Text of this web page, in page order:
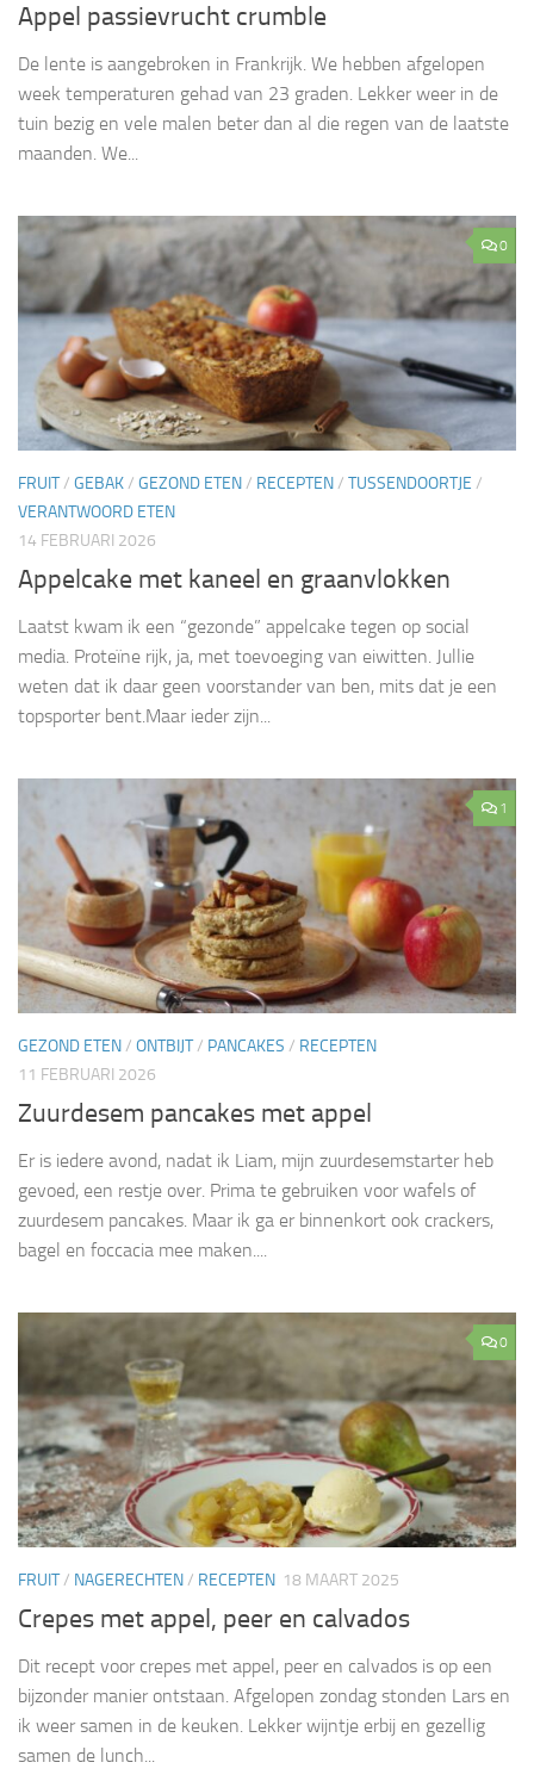
Appel passievrucht crumble
De lente is aangebroken in Frankrijk. We hebben afgelopen
week temperaturen gehad van 23 graden. Lekker weer in de
tuin bezig en vele malen beter dan al die regen van de laatste
maanden. We...
0
FRUIT/ GEBAK/ GEZOND ETEN/ RECEPTEN/ TUSSENDOORTJE /
VERANTWOORD ETEN
14 FEBRUARI 2026
Appelcake met kaneel en graanvlokken
Laatst kwam ik een “gezonde” appelcake tegen op social
media. Proteïne rijk, ja, met toevoeging van eiwitten. Jullie
weten dat ik daar geen voorstander van ben, mits dat je een
topsporter bent.Maar ieder zijn...
1
GEZOND ETEN/ ONTBIJT/ PANCAKES / RECEPTEN
11 FEBRUARI 2026
Zuurdesem pancakes met appel
Er is iedere avond, nadat ik Liam, mijn zuurdesemstarter heb
gevoed, een restje over. Prima te gebruiken voor wafels of
zuurdesem pancakes. Maar ik ga er binnenkort ook crackers,
bagel en foccacia mee maken....
0
FRUIT/ NAGERECHTEN/ RECEPTEN 18 MAART 2025
Crepes met appel, peer en calvados
Dit recept voor crepes met appel, peer en calvados is op een
bijzonder manier ontstaan. Afgelopen zondag stonden Lars en
ik weer samen in de keuken. Lekker wijntje erbij en gezellig
samen de lunch...